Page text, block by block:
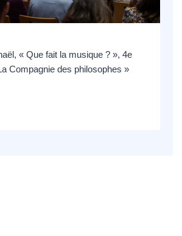
« Que fait la musique ? », 4e
Compagnie des philosophes »